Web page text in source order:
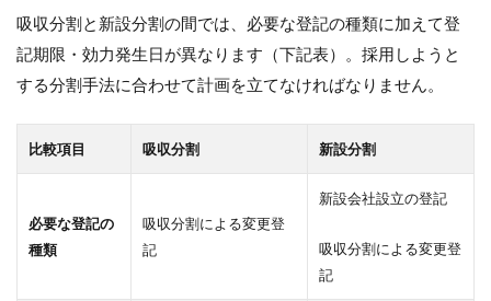
吸収分割と新設分割の間では、必要な登記の種類に加えて登
記期限・効力発生日が異なります（下記表）。採用しようと
する分割手法に合わせて計画を立てなければなりません。
比較項目 吸収分割 新設分割
必要な登記の
種類
吸収分割による変更登
記
新設会社設立の登記
吸収分割による変更登
記